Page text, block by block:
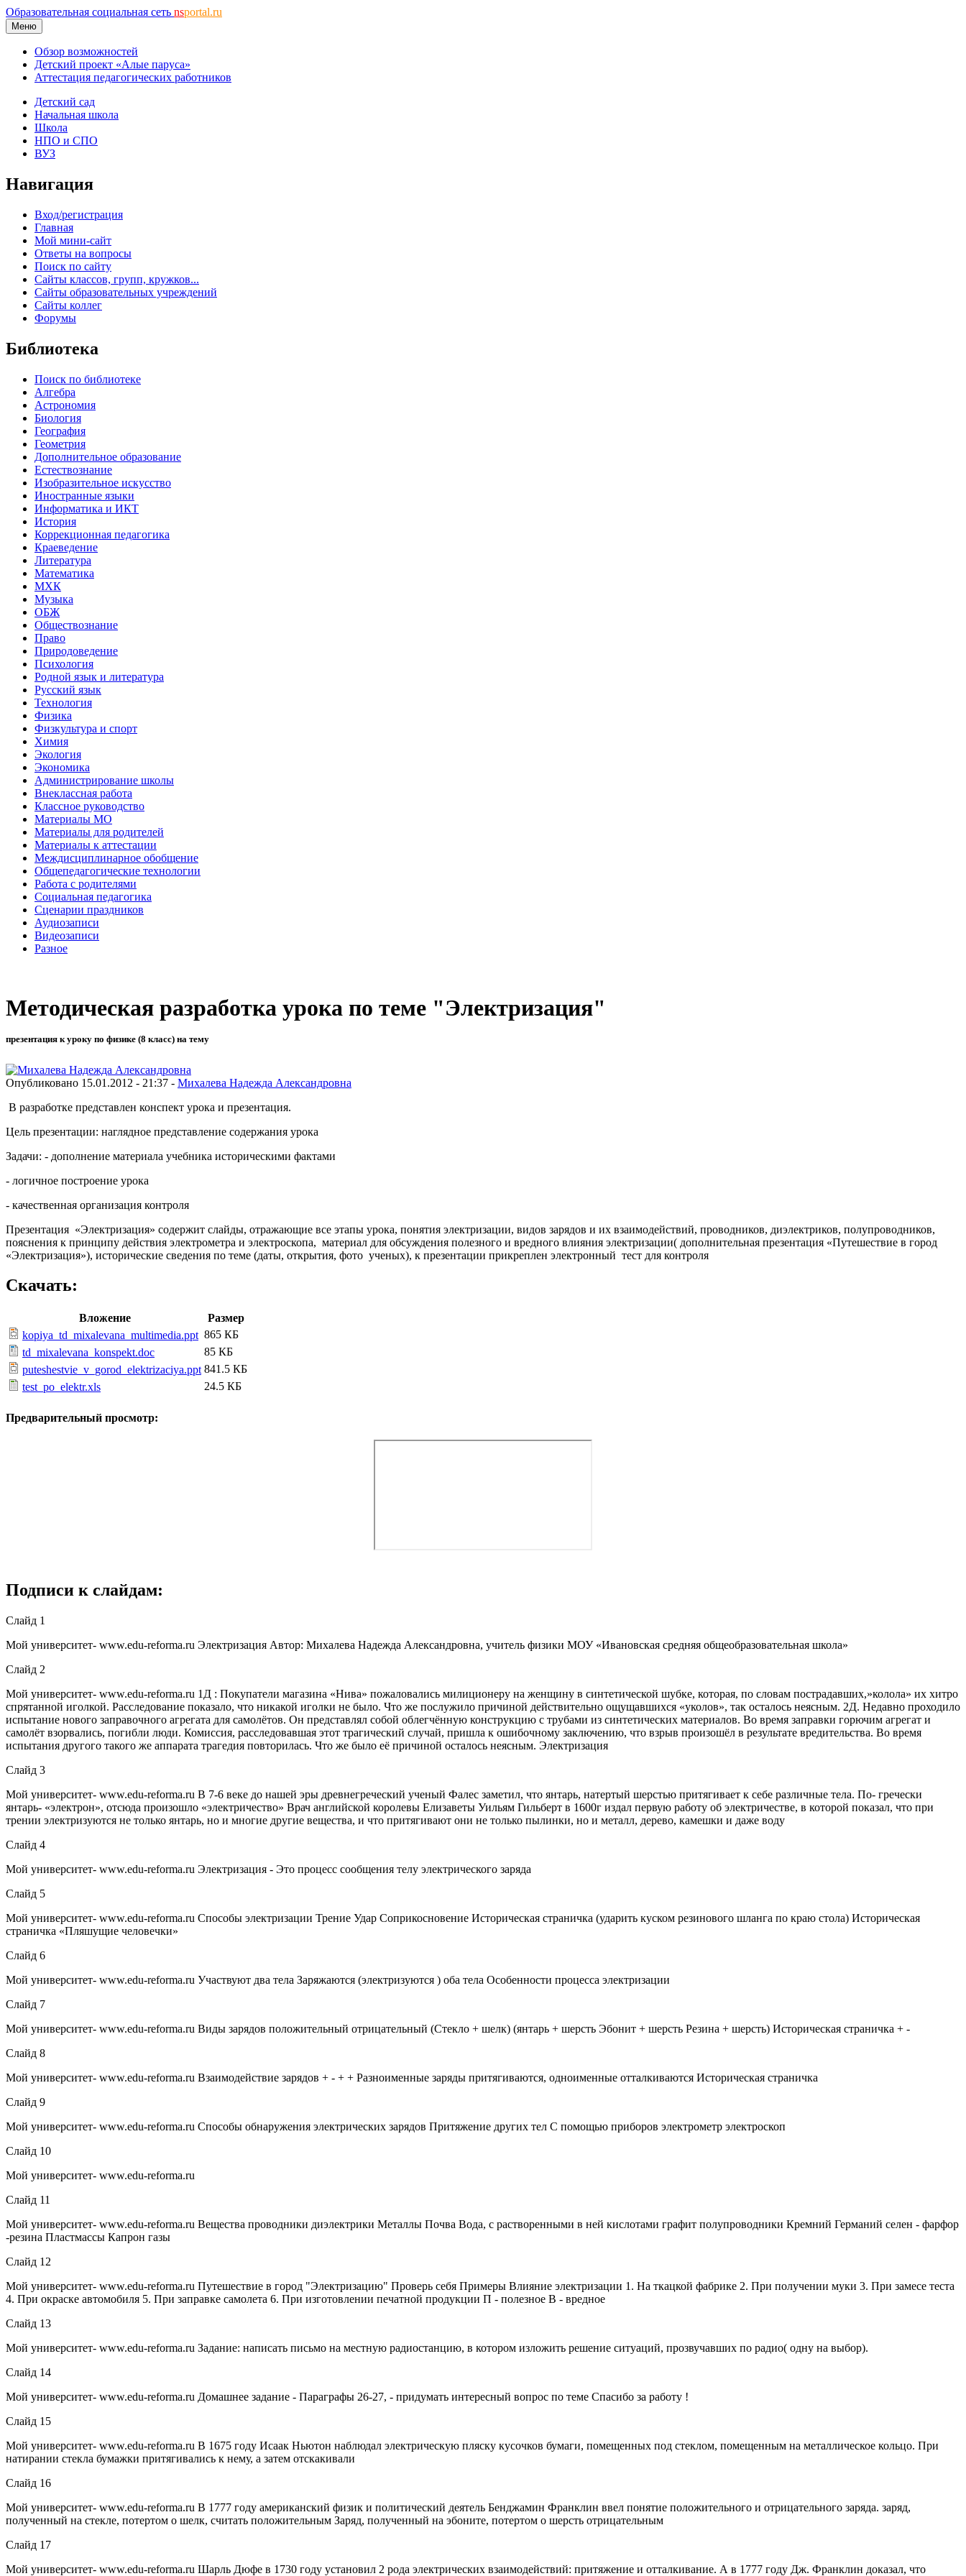
Образовательная социальная сеть nsportal.ru
Меню
Обзор возможностей
Детский проект «Алые паруса»
Аттестация педагогических работников
Детский сад
Начальная школа
Школа
НПО и СПО
ВУЗ
Навигация
Вход/регистрация
Главная
Мой мини-сайт
Ответы на вопросы
Поиск по сайту
Сайты классов, групп, кружков...
Сайты образовательных учреждений
Сайты коллег
Форумы
Библиотека
Поиск по библиотеке
Алгебра
Астрономия
Биология
География
Геометрия
Дополнительное образование
Естествознание
Изобразительное искусство
Иностранные языки
Информатика и ИКТ
История
Коррекционная педагогика
Краеведение
Литература
Математика
МХК
Музыка
ОБЖ
Обществознание
Право
Природоведение
Психология
Родной язык и литература
Русский язык
Технология
Физика
Физкультура и спорт
Химия
Экология
Экономика
Администрирование школы
Внеклассная работа
Классное руководство
Материалы МО
Материалы для родителей
Материалы к аттестации
Междисциплинарное обобщение
Общепедагогические технологии
Работа с родителями
Социальная педагогика
Сценарии праздников
Аудиозаписи
Видеозаписи
Разное
Методическая разработка урока по теме "Электризация"
презентация к уроку по физике (8 класс) на тему
Опубликовано 15.01.2012 - 21:37 - Михалева Надежда Александровна
В разработке представлен конспект урока и презентация.
Цель презентации: наглядное представление содержания урока
Задачи: - дополнение материала учебника историческими фактами
- логичное построение урока
- качественная организация контроля
Презентация «Электризация» содержит слайды, отражающие все этапы урока, понятия электризации, видов зарядов и их взаимодействий, проводников, диэлектриков, полупроводников,
пояснения к принципу действия электрометра и электроскопа, материал для обсуждения полезного и вредного влияния электризации( дополнительная презентация «Путешествие в город
«Электризация»), исторические сведения по теме (даты, открытия, фото ученых), к презентации прикреплен электронный тест для контроля
Скачать:
Вложение
Размер
kopiya_td_mixalevana_multimedia.ppt 865 КБ
td_mixalevana_konspekt.doc
85 КБ
puteshestvie_v_gorod_elektrizaciya.ppt 841.5 КБ
test_po_elektr.xls
24.5 КБ
Предварительный просмотр:
Подписи к слайдам:
Слайд 1
Мой университет- www.edu-reforma.ru Электризация Автор: Михалева Надежда Александровна, учитель физики МОУ «Ивановская средняя общеобразовательная школа»
Слайд 2
Мой университет- www.edu-reforma.ru 1Д : Покупатели магазина «Нива» пожаловались милиционеру на женщину в синтетической шубке, которая, по словам пострадавших,»колола» их хитро
спрятанной иголкой. Расследование показало, что никакой иголки не было. Что же послужило причиной действительно ощущавшихся «уколов», так осталось неясным. 2Д. Недавно проходило
испытание нового заправочного агрегата для самолётов. Он представлял собой облегчённую конструкцию с трубами из синтетических материалов. Во время заправки горючим агрегат и
самолёт взорвались, погибли люди. Комиссия, расследовавшая этот трагический случай, пришла к ошибочному заключению, что взрыв произошёл в результате вредительства. Во время
испытания другого такого же аппарата трагедия повторилась. Что же было её причиной осталось неясным. Электризация
Слайд 3
Мой университет- www.edu-reforma.ru В 7-6 веке до нашей эры древнегреческий ученый Фалес заметил, что янтарь, натертый шерстью притягивает к себе различные тела. По- гречески
янтарь- «электрон», отсюда произошло «электричество» Врач английской королевы Елизаветы Уильям Гильберт в 1600г издал первую работу об электричестве, в которой показал, что при
трении электризуются не только янтарь, но и многие другие вещества, и что притягивают они не только пылинки, но и металл, дерево, камешки и даже воду
Слайд 4
Мой университет- www.edu-reforma.ru Электризация - Это процесс сообщения телу электрического заряда
Слайд 5
Мой университет- www.edu-reforma.ru Способы электризации Трение Удар Соприкосновение Историческая страничка (ударить куском резинового шланга по краю стола) Историческая
страничка «Пляшущие человечки»
Слайд 6
Мой университет- www.edu-reforma.ru Участвуют два тела Заряжаются (электризуются ) оба тела Особенности процесса электризации
Слайд 7
Мой университет- www.edu-reforma.ru Виды зарядов положительный отрицательный (Стекло + шелк) (янтарь + шерсть Эбонит + шерсть Резина + шерсть) Историческая страничка + -
Слайд 8
Мой университет- www.edu-reforma.ru Взаимодействие зарядов + - + + Разноименные заряды притягиваются, одноименные отталкиваются Историческая страничка
Слайд 9
Мой университет- www.edu-reforma.ru Способы обнаружения электрических зарядов Притяжение других тел С помощью приборов электрометр электроскоп
Слайд 10
Мой университет- www.edu-reforma.ru
Слайд 11
Мой университет- www.edu-reforma.ru Вещества проводники диэлектрики Металлы Почва Вода, с растворенными в ней кислотами графит полупроводники Кремний Германий селен - фарфор
-резина Пластмассы Капрон газы
Слайд 12
Мой университет- www.edu-reforma.ru Путешествие в город "Электризацию" Проверь себя Примеры Влияние электризации 1. На ткацкой фабрике 2. При получении муки 3. При замесе теста
4. При окраске автомобиля 5. При заправке самолета 6. При изготовлении печатной продукции П - полезное В - вредное
Слайд 13
Мой университет- www.edu-reforma.ru Задание: написать письмо на местную радиостанцию, в котором изложить решение ситуаций, прозвучавших по радио( одну на выбор).
Слайд 14
Мой университет- www.edu-reforma.ru Домашнее задание - Параграфы 26-27, - придумать интересный вопрос по теме Спасибо за работу !
Слайд 15
Мой университет- www.edu-reforma.ru В 1675 году Исаак Ньютон наблюдал электрическую пляску кусочков бумаги, помещенных под стеклом, помещенным на металлическое кольцо. При
натирании стекла бумажки притягивались к нему, а затем отскакивали
Слайд 16
Мой университет- www.edu-reforma.ru В 1777 году американский физик и политический деятель Бенджамин Франклин ввел понятие положительного и отрицательного заряда. заряд,
полученный на стекле, потертом о шелк, считать положительным Заряд, полученный на эбоните, потертом о шерсть отрицательным
Слайд 17
Мой университет- www.edu-reforma.ru Шарль Дюфе в 1730 году установил 2 рода электрических взаимодействий: притяжение и отталкивание. А в 1777 году Дж. Франклин доказал, что